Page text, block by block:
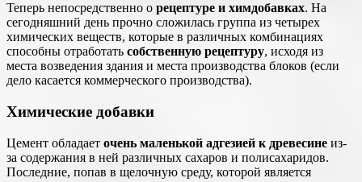
Теперь непосредственно о рецептуре и химдобавках. На
сегодняшний день прочно сложилась группа из четырех
химических веществ, которые в различных комбинациях
способны отработать собственную рецептуру, исходя из
места возведения здания и места производства блоков (если
дело касается коммерческого производства).
Химические добавки
Цемент обладает очень маленькой адгезией к древесине из-
за содержания в ней различных сахаров и полисахаридов.
Последние, попав в щелочную среду, которой является